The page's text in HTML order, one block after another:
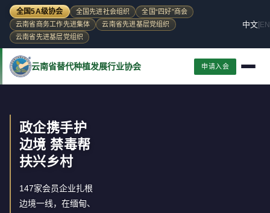
全国5A级协会 全国先进社会组织
全国“四好”商会
云南省商务工作先进集体
云南省先进基层党组织
云南省先进基层党组织
中文|EN
云南省替代种植发展行业协会 申请入会
政企携手护
边境 禁毒帮
扶兴乡村
147家会员企业扎根
边境一线，在缅甸、